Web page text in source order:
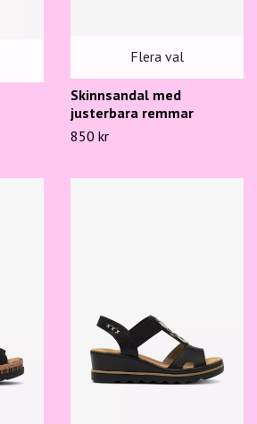
Flera val
Skinnsandal med
justerbara remmar
850 kr